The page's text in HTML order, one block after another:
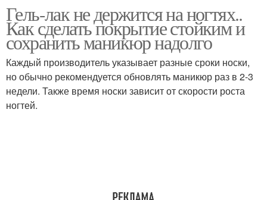
Гель-лак не держится на ногтях..
Как сделать покрытие стойким и
сохранить маникюр надолго
Каждый производитель указывает разные сроки носки,
но обычно рекомендуется обновлять маникюр раз в 2-3
недели. Также время носки зависит от скорости роста
ногтей.